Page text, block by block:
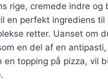
rige, cremede indre og
en perfekt ingrediens til
retter. Uanset om
en del af en antipasti,
en topping på pizza, vil